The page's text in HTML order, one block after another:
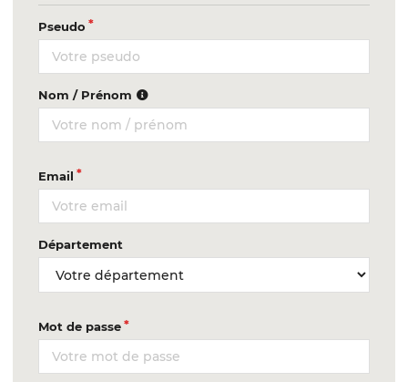
Pseudo
Nom / Prénom
Email
Département
Mot de passe